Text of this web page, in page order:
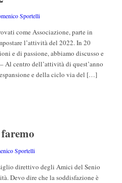
Sportelli
come Associazione, parte in
l’attività del 2022. In 20
e di passione, abbiamo discusso e
Al centro dell’attività di quest’anno
e della ciclo via del […]
Sportelli
direttivo degli Amici del Senio
Devo dire che la soddisfazione è